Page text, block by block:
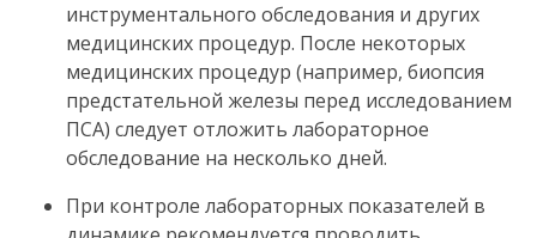
инструментального обследования и других
медицинских процедур. После некоторых
медицинских процедур (например, биопсия
предстательной железы перед исследованием
ПСА) следует отложить лабораторное
обследование на несколько дней.
При контроле лабораторных показателей в